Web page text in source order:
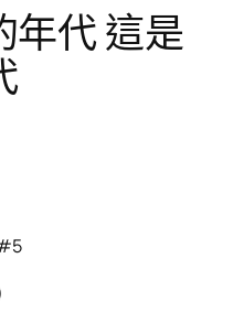
年代 這是